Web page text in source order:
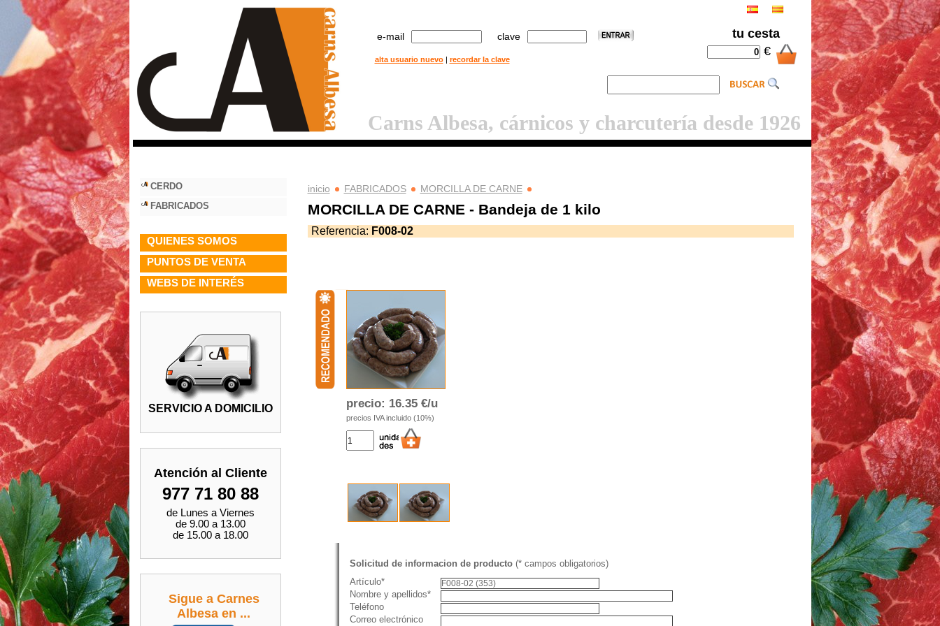
e-mail clave
alta usuario nuevo| recordar la clave
tu cesta
€
Carns Albesa, cárnicos y charcutería desde 1926
undefined..F
inicio FABRICADOS MORCILLA DE CARNE
MORCILLA DE CARNE - Bandeja de 1 kilo
Referencia: F008-02
precio: 16.35 €/u
precios IVA incluido (10%)
Solicitud de informacion de producto(* campos obligatorios)
Artículo*
Nombre y apellidos*
Teléfono
Correo electrónico
CERDO
FABRICADOS
QUIENES SOMOS
PUNTOS DE VENTA
WEBS DE INTERÉS
SERVICIO A DOMICILIO
Atención al Cliente
977 71 80 88
de Lunes a Viernes
de 9.00 a 13.00
de 15.00 a 18.00
Sigue a Carnes
Albesa en ...